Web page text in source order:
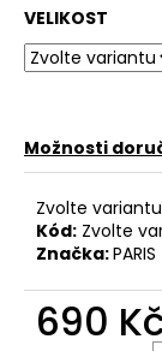
VELIKOST
Možnosti
Zvolte variantu
Kód: Zvolte
Značka:PARIS
690
1
290
Kč